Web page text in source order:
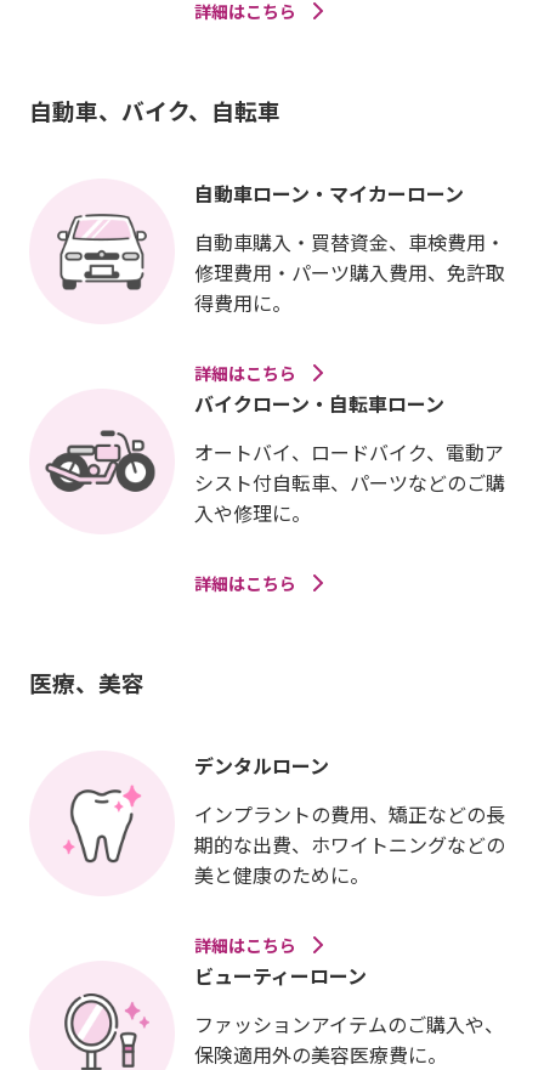
詳細はこちら
自動車、バイク、自転車
自動車ローン・マイカーローン
自動車購入・買替資金、車検費用・
修理費用・パーツ購入費用、免許取
得費用に。
詳細はこちら
バイクローン・自転車ローン
オートバイ、ロードバイク、電動ア
シスト付自転車、パーツなどのご購
入や修理に。
詳細はこちら
医療、美容
デンタルローン
インプラントの費用、矯正などの長
期的な出費、ホワイトニングなどの
美と健康のために。
詳細はこちら
ビューティーローン
ファッションアイテムのご購入や、
保険適用外の美容医療費に。